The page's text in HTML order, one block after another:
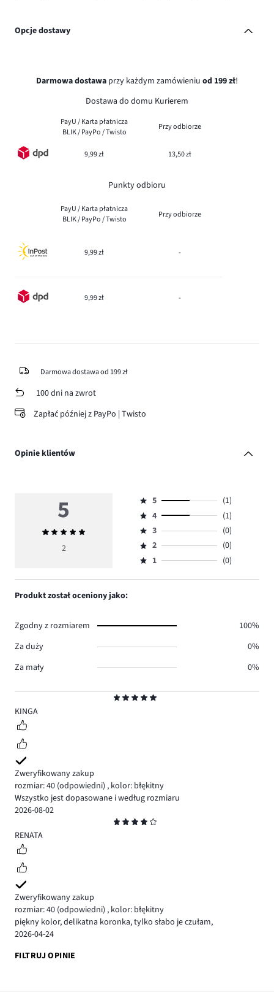
Opcje dostawy
Darmowa dostawa przy każdym zamówieniu od 199 zł!
Dostawa do domu Kurierem
PayU / Karta płatnicza
BLIK / PayPo / Twisto
Przy odbiorze
9,99 zł 13,50 zł
Punkty odbioru
PayU / Karta płatnicza
BLIK / PayPo / Twisto
Przy odbiorze
9,99 zł -
9,99 zł -
Darmowa dostawa od 199 zł
100 dni na zwrot
Zapłać później z PayPo | Twisto
Opinie klientów
5
KINGA
Zweryfikowany zakup
rozmiar: 40 (odpowiedni) , kolor: błękitny
Wszystko jest dopasowane i według rozmiaru
2026-08-02
4
RENATA
Zweryfikowany zakup
rozmiar: 40 (odpowiedni) , kolor: błękitny
piękny kolor, delikatna koronka, tylko słabo je czułam,
2026-04-24
FILTRUJ OPINIE
5
Średnia
ocena
2
Ocena
5,
ilość
głosów
1.
5
(1)
Ocena
4,
ilość
głosów
4
(1)
Ocena
3,
ilość
3
(0)
Ocena
2,
2
(0)
Ocena
1,
1 (0)
Produkt został oceniony jako:
Zgodny z rozmiarem
100%
Za duży
0%
Za mały
0%